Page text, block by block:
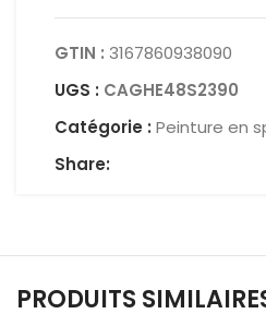
GTIN : 3167860938090
UGS : CAGHE48S2390
Catégorie : Peinture en
Share:
PRODUITS